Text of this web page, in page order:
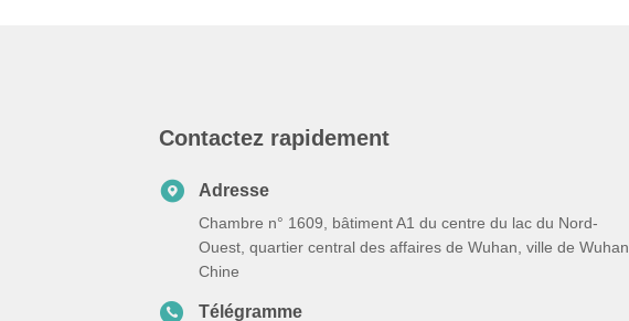
Contactez rapidement
Adresse
Chambre n° 1609, bâtiment A1 du centre du lac du Nord-
Ouest, quartier central des affaires de Wuhan, ville de Wuhan,
Chine
Télégramme